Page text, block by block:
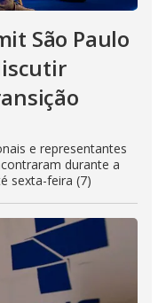
São Paulo
e representantes
durante a
sexta-feira (7)